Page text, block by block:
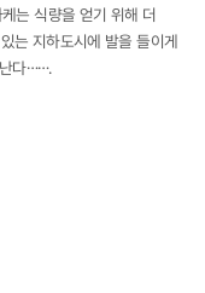
는 식량을 얻기 위해 더
는 지하도시에 발을 들이게
난다⋯⋯.